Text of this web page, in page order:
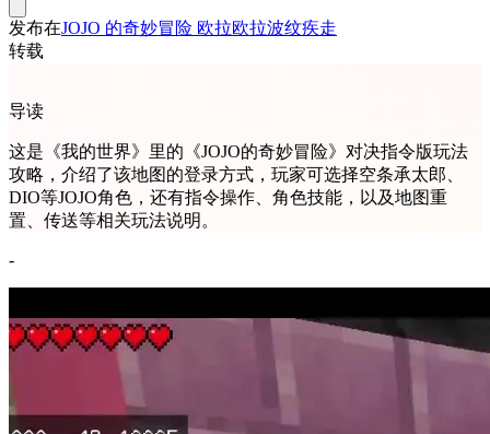
发布在JOJO 的奇妙冒险 欧拉欧拉波纹疾走
转载
导读
这是《我的世界》里的《JOJO的奇妙冒险》对决指令版玩法
攻略，介绍了该地图的登录方式，玩家可选择空条承太郎、
DIO等JOJO角色，还有指令操作、角色技能，以及地图重
置、传送等相关玩法说明。
-